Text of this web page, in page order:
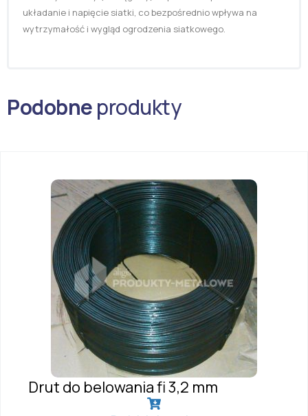
układanie i napięcie siatki, co bezpośrednio wpływa na
wytrzymałość i wygląd ogrodzenia siatkowego.
Podobneprodukty
Drut do belowania fi 3,2 mm